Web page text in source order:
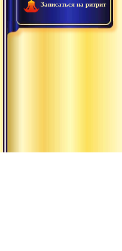
Записаться на ритрит